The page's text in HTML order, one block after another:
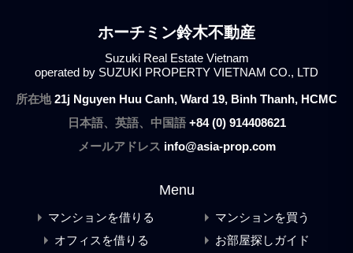
ホーチミン鈴木不動産
Suzuki Real Estate Vietnam
operated by SUZUKI PROPERTY VIETNAM CO., LTD
所在地21j Nguyen Huu Canh, Ward 19, Binh Thanh, HCMC
日本語、英語、中国語 +84 (0) 914408621
メールアドレス info@asia-prop.com
Menu
マンションを借りる
マンションを買う
オフィスを借りる
お部屋探しガイド